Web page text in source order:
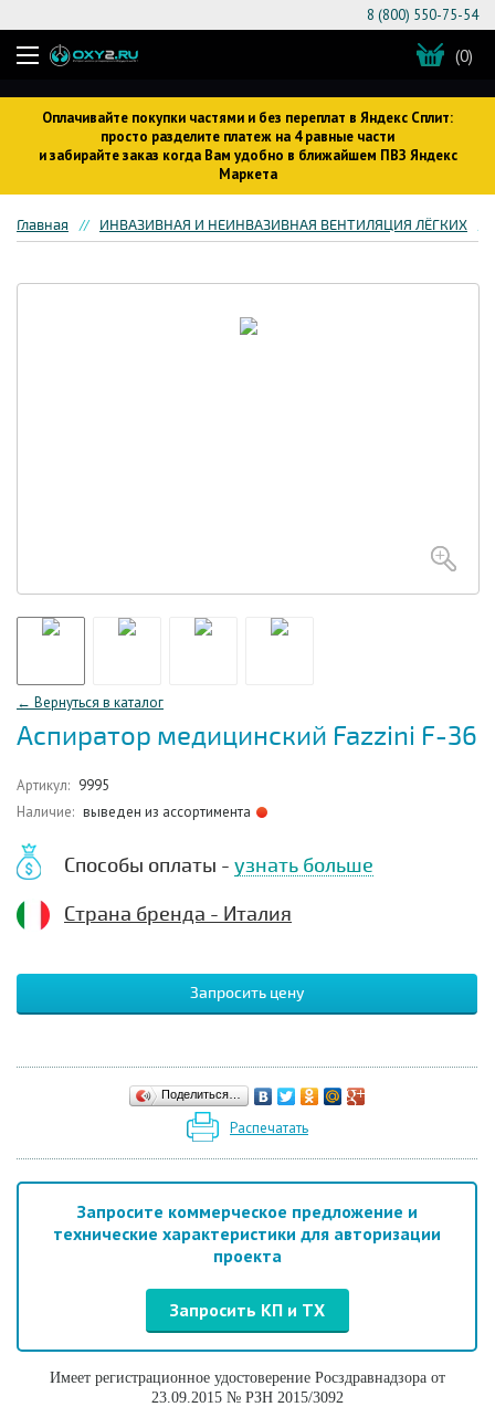
Оплачивайте покупки частями и без переплат в Яндекс Сплит:
просто разделите платеж на 4 равные части
и забирайте заказ когда Вам удобно в ближайшем ПВЗ Яндекс
Маркета
8 (800) 550-75-54
(0)
Главная ИНВАЗИВНАЯ И НЕИНВАЗИВНАЯ ВЕНТИЛЯЦИЯ ЛЁГКИХ
← Вернуться в каталог
Аспиратор медицинский Fazzini F-36
Артикул: 9995
Наличие: выведен из ассортимента
Способы оплаты - узнать больше
Страна бренда - Италия
Запросить цену
Поделиться…
Распечатать
Запросите коммерческое предложение и
технические характеристики для авторизации
проекта
Запросить КП и ТХ
Имеет регистрационное удостоверение Росздравнадзора от
23.09.2015 № РЗН 2015/3092